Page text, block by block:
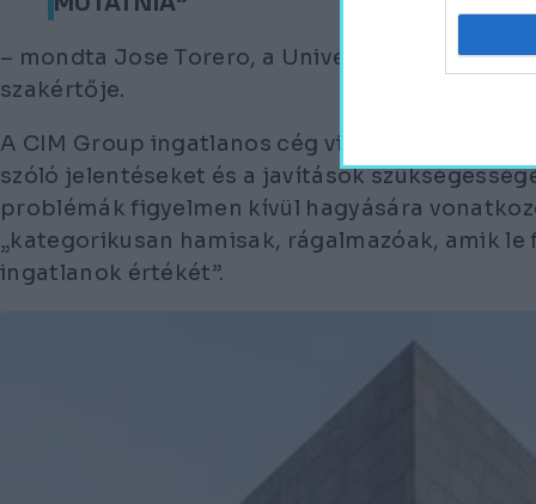
– mondta Jose Torero, a University College
szakértője.
A CIM Group ingatlanos cég viszont
szóló jelentéseket és a javítások
problémák figyelmen kívül hagyására
„kategorikusan hamisak, rágalmazóak, amik le
ingatlanok értékét”.